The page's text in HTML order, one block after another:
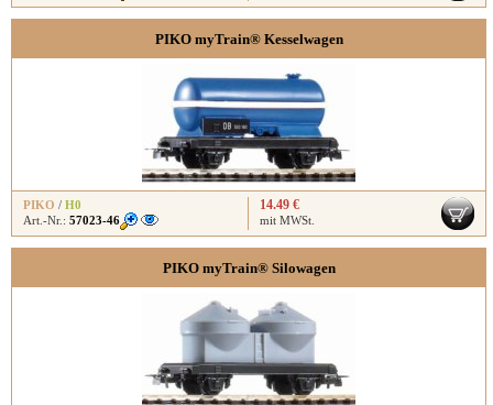
PIKO myTrain® Kesselwagen
PIKO / H0
Art.-Nr.: 57023-46
14.49 €
mit MWSt.
PIKO myTrain® Silowagen